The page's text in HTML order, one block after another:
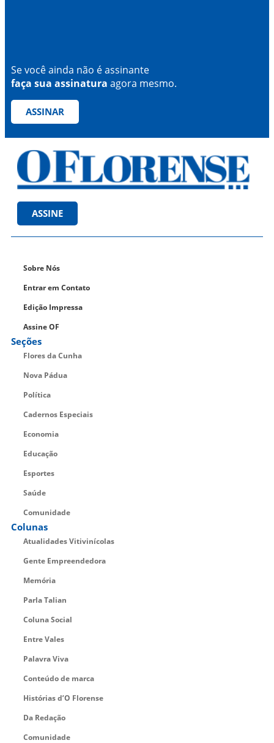
Se você ainda não é assinante
faça sua assinatura agora mesmo.
ASSINAR
ASSINE
Sobre Nós
Entrar em Contato
Edição Impressa
Assine OF
Seções
Flores da Cunha
Nova Pádua
Política
Cadernos Especiais
Economia
Educação
Esportes
Saúde
Comunidade
Colunas
Atualidades Vitivinícolas
Gente Empreendedora
Memória
Parla Talian
Coluna Social
Entre Vales
Palavra Viva
Conteúdo de marca
Histórias d’O Florense
Da Redação
Comunidade